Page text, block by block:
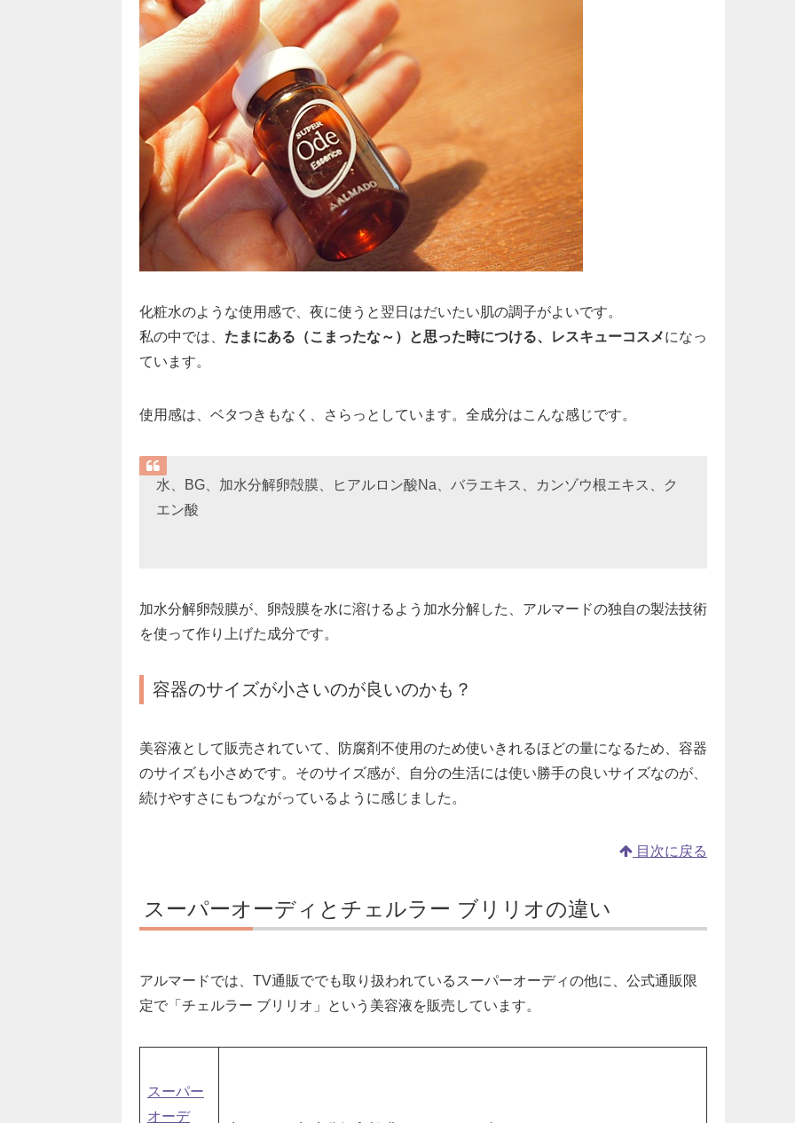
化粧水のような使用感で、夜に使うと翌日はだいたい肌の調子がよいです。
私の中では、 たまにある（こまったな～）と思った時につける、レスキューコスメになっ
ています。
使用感は、ベタつきもなく、さらっとしています。全成分はこんな感じです。
水、BG、加水分解卵殻膜、ヒアルロン酸Na、バラエキス、カンゾウ根エキス、ク
エン酸
加水分解卵殻膜が、卵殻膜を水に溶けるよう加水分解した、アルマードの独自の製法技術
を使って作り上げた成分です。
容器のサイズが小さいのが良いのかも？
美容液として販売されていて、防腐剤不使用のため使いきれるほどの量になるため、容器
のサイズも小さめです。そのサイズ感が、自分の生活には使い勝手の良いサイズなのが、
続けやすさにもつながっているように感じました。
目次に戻る
スーパーオーディとチェルラー ブリリオの違い
アルマードでは、TV通販ででも取り扱われているスーパーオーディの他に、公式通販限
定で「チェルラー ブリリオ」という美容液を販売しています。
スーパー
オーデ